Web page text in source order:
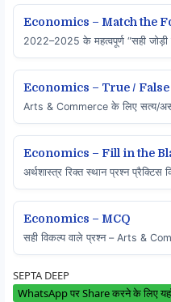
Economics – Match the
2022–2025 के महत्वपूर्ण “सही जोड़ी
Economics – True / False
Arts & Commerce के लिए सत्य/
Economics – Fill in the
अर्थशास्त्र रिक्त स्थान प्रश्न
Economics – MCQ
सही विकल्प वाले प्रश्न – Arts &
SEPTA DEEP
WhatsApp पर Share करने के लिए